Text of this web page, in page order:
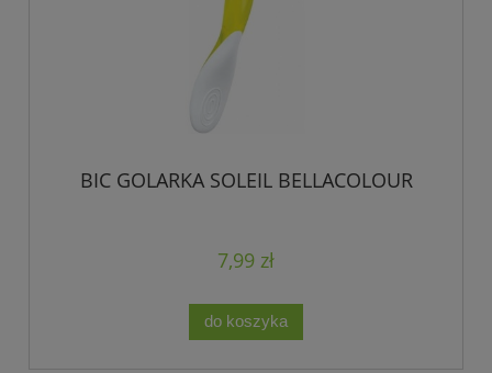
BIC GOLARKA SOLEIL BELLACOLOUR
7,99 zł
do koszyka